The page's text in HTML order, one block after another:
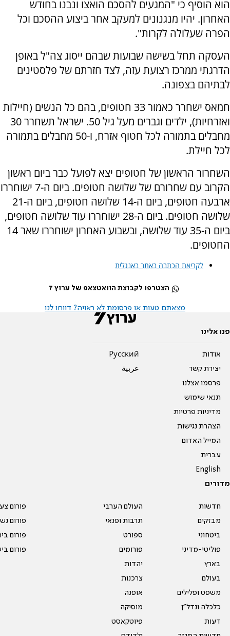
הוא הוסיף כי "המגעים להסכם הואצו ונבנו בחודש
האחרון. יהיו מנגנונים למעקב אחר ביצוע ההסכם וכל
הפרה שעלולה לקרות".
העסקה תחל בשישה שבועות שבהם ייסוג צה"ל באופן
הדרגתי ממרכז רצועת עזה, לצד חזרתם של פלסטינים
לבתיהם בצפונה.
חמאס ישחרר כאמור 33 חטופים, בהם כל הנשים (חיילות
ואזרחיות), ילדים וגברים מעל גיל 50. ישראל תשחרר 30
מחבלים בתמורה לכל חטוף אזרח, ו-50 מחבלים בתמורה
לכל חיילת.
השחרור הראשון של חטופים יצא לפועל כבר ביום ראשון
הקרוב עם שחרורם של שלושה חטופים. ביום ה-7 ישוחררו
ארבעה חטופים, ביום ה-14 שלושה חטופים, ביום ה-21
שלושה חטופים. ביום ה-28 ישוחררו עוד שלושה חטופים,
ביום ה-35 עוד שלושה, ובשבוע האחרון ישוחררו שאר 14
החטופים.
לקריאת הכתבה באתר באנגלית
הצטרפו לקבוצת הוואטצאפ של ערוץ 7
מצאתם טעות או פרסומת לא ראויה? דווחו לנו
פנו אלינו
אודות
יצירת קשר
פרסמו אצלנו
תנאי שימוש
מדיניות פרטיות
הצהרת נגישות
המייל האדום
עברית
English
Pусский
عربية
מדורים
חדשות
מבזקים
ביטחוני
פוליטי-מדיני
בארץ
בעולם
משפט ופלילים
כלכלה ונדל"ן
דעות
העולם הערבי
תרבות ופנאי
ספורט
פורומים
יהדות
צרכנות
אופנה
מוסיקה
פיוטקאסט
פורום
פורום
פורום
פורום